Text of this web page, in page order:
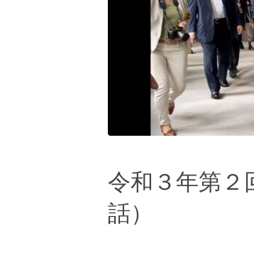
令和３年第２
話）